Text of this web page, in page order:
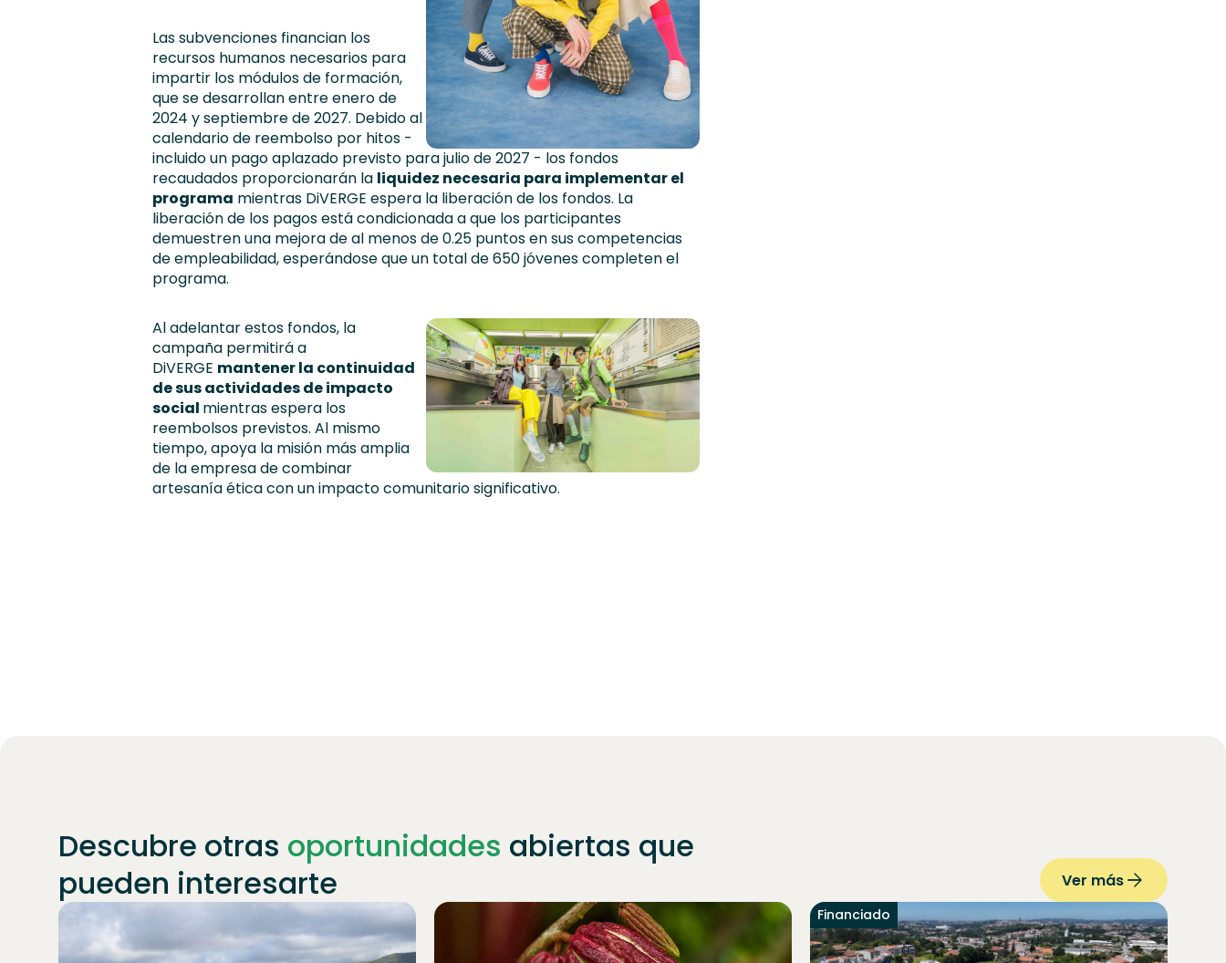
Las subvenciones financian los
recursos humanos necesarios para
impartir los módulos de formación,
que se desarrollan entre enero de
2024 y septiembre de 2027. Debido al
calendario de reembolso por hitos -
incluido un pago aplazado previsto para julio de 2027 - los fondos
recaudados proporcionarán la liquidez necesaria para implementar el
programa mientras DiVERGE espera la liberación de los fondos. La
liberación de los pagos está condicionada a que los participantes
demuestren una mejora de al menos de 0.25 puntos en sus competencias
de empleabilidad, esperándose que un total de 650 jóvenes completen el
programa.
Al adelantar estos fondos, la
campaña permitirá a
DiVERGE mantener la continuidad
de sus actividades de impacto
social mientras espera los
reembolsos previstos. Al mismo
tiempo, apoya la misión más amplia
de la empresa de combinar
artesanía ética con un impacto comunitario significativo.
Descubre otras oportunidades abiertas que
pueden interesarte
Ver más
Únete a inversores Financiado